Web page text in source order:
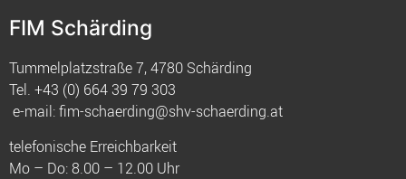
FIM Schärding
Tummelplatzstraße 7, 4780 Schärding
Tel. +43 (0) 664 39 79 303
e-mail:fim-schaerding@shv-schaerding.at
telefonische Erreichbarkeit
Mo – Do: 8.00 – 12.00 Uhr